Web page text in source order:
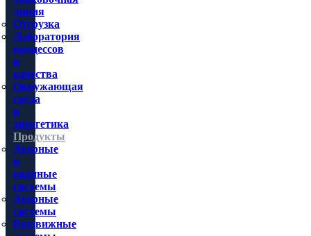
линия
Отгрузка
Лаборатория
процессов
и
качества
Окружающая
среда
и
энергетика
Продукты
Дверные
и
оконные
системы
Дверные
системы
Раздвижные